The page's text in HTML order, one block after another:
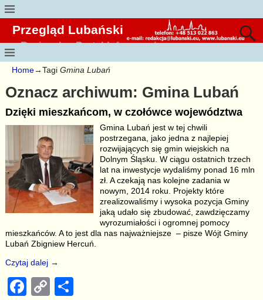
Przegląd Lubański
Regionalny Portal Informacyjny
Home→Tagi Gmina Lubań
Oznacz archiwum: Gmina Lubań
Dzięki mieszkańcom, w czołówce województwa
Gmina Lubań jest w tej chwili
postrzegana, jako jedna z najlepiej
rozwijających się gmin wiejskich na
Dolnym Śląsku. W ciągu ostatnich trzech
lat na inwestycje wydaliśmy ponad 16 mln
zł. A czekają nas kolejne zadania w
nowym, 2014 roku. Projekty które
zrealizowaliśmy i wysoka pozycja Gminy
jaką udało się zbudować, zawdzięczamy
wyrozumiałości i ogromnej pomocy
mieszkańców. A to jest dla nas najważniejsze – pisze Wójt Gminy
Lubań Zbigniew Hercuń.
Czytaj dalej →
F
C